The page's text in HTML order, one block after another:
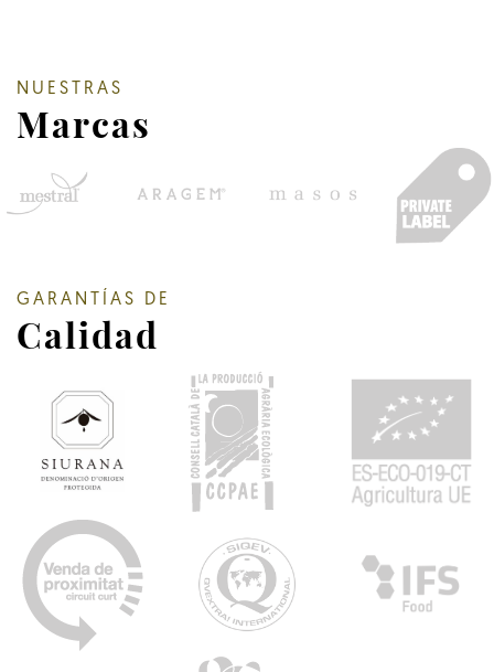
NUESTRAS
Marcas
GARANTÍAS DE
Calidad